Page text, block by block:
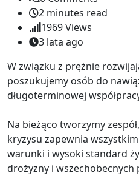
2 minutes read
1969Views
3 lata ago
W związku z prężnie
poszukujemy osób do
długoterminowej
Na bieżąco tworzymy
kryzysu zapewnia
warunki i wysoki standard
drożyzny i wszechobecnych